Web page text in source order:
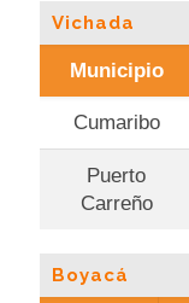
Vichada
Municipio
Cumaribo
Puerto
Carreño
Boyacá